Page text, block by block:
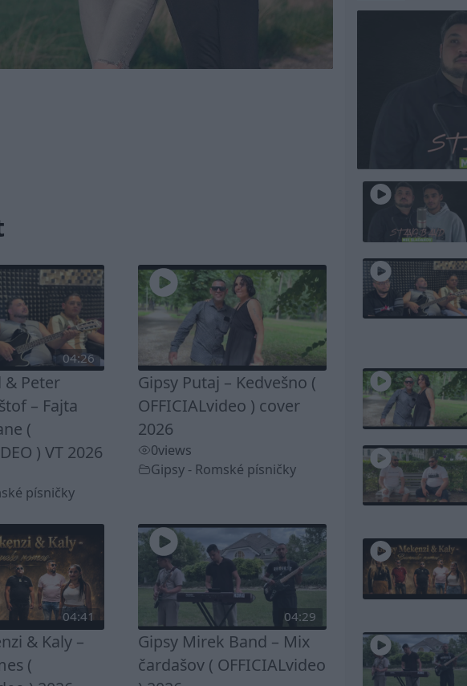
04:26
& Peter
– Fajta
(
) VT 2026
písničky
Gipsy Putaj – Kedvešno (
OFFICIALvideo ) cover
2026
0views
Gipsy - Romské písničky
04:41
& Kaly –
(
04:29
Gipsy Mirek Band – Mix
čardašov ( OFFICIALvideo